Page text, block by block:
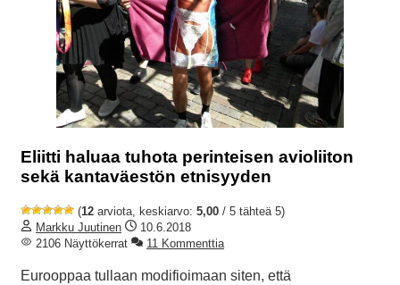
Eliitti haluaa tuhota perinteisen avioliiton
sekä kantaväestön etnisyyden
(12 arviota, keskiarvo: 5,00 / 5 tähteä 5)
Markku Juutinen
10.6.2018
2106 Näyttökerrat
11 Kommenttia
Eurooppaa tullaan modifioimaan siten, että